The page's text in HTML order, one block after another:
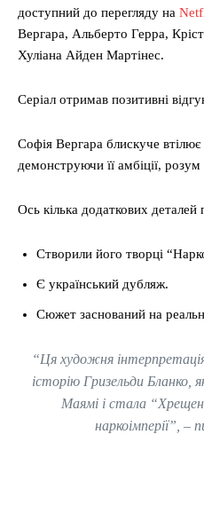
доступний до перегляду на
Вергара, Альберто Герра,
Хуліана Айден Мартінес.
Серіал отримав позитивні
Софія Вергара блискуче
демонструючи її амбіції, розум
Ось кілька додаткових деталей
Створили його творці
Є український дубляж.
Сюжет заснований на
“Ця художня
історію Гризельди Бланко,
Маямі і стала
наркоімперії”, –